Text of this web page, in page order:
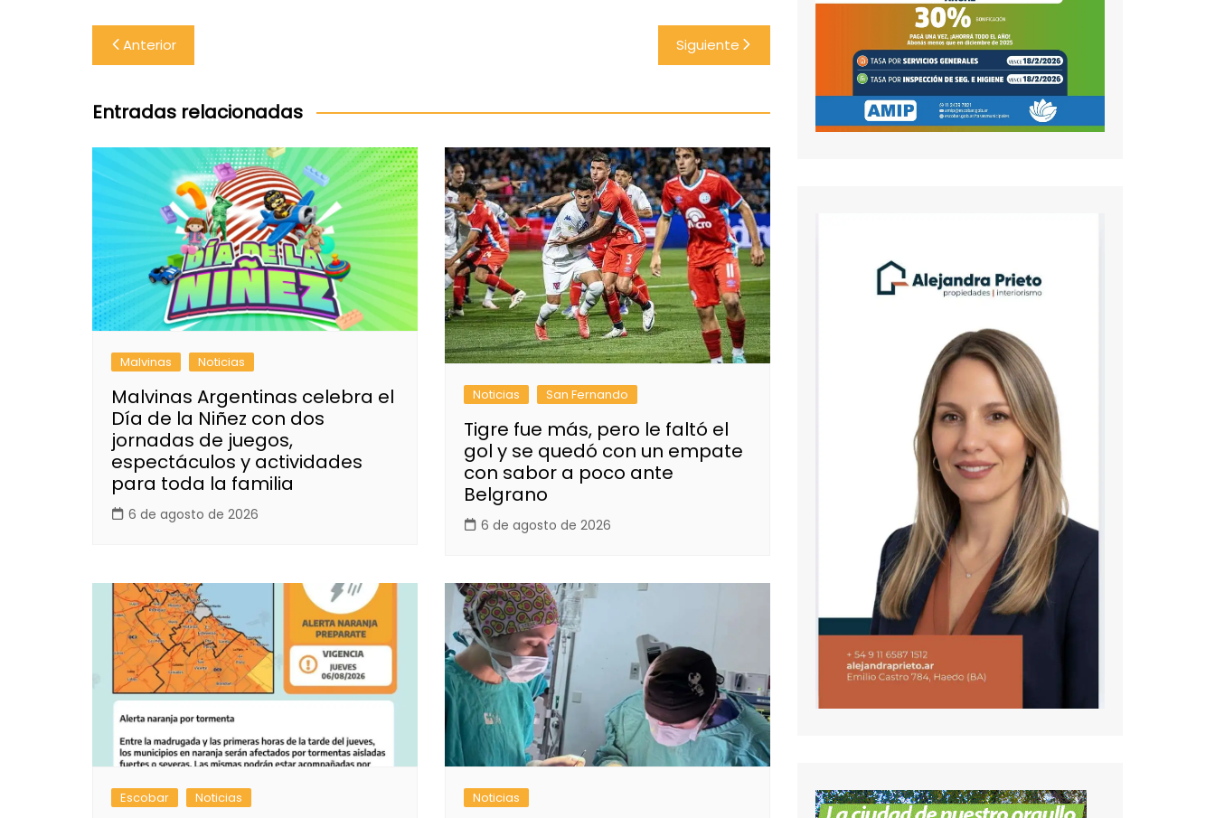
Navegación
de
entradas
Anterior Siguiente
Entradas relacionadas
Malvinas Noticias
Malvinas Argentinas celebra el
Día de la Niñez con dos
jornadas de juegos,
espectáculos y actividades
para toda la familia
6 de agosto de 2026
Noticias San Fernando
Tigre fue más, pero le faltó el
gol y se quedó con un empate
con sabor a poco ante
Belgrano
6 de agosto de 2026
Escobar Noticias Noticias